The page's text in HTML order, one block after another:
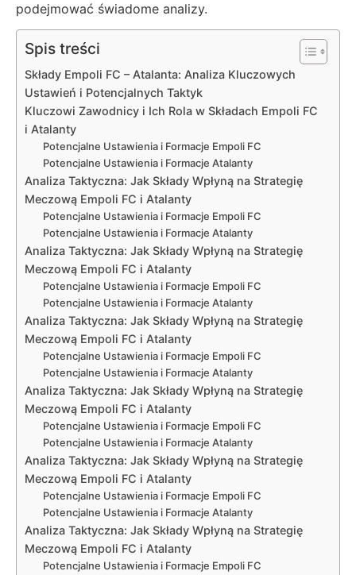
podejmować świadome analizy.
Spis treści
Składy Empoli FC – Atalanta: Analiza Kluczowych
Ustawień i Potencjalnych Taktyk
Kluczowi Zawodnicy i Ich Rola w Składach Empoli FC
i Atalanty
Potencjalne Ustawienia i Formacje Empoli FC
Potencjalne Ustawienia i Formacje Atalanty
Analiza Taktyczna: Jak Składy Wpłyną na Strategię
Meczową Empoli FC i Atalanty
Potencjalne Ustawienia i Formacje Empoli FC
Potencjalne Ustawienia i Formacje Atalanty
Analiza Taktyczna: Jak Składy Wpłyną na Strategię
Meczową Empoli FC i Atalanty
Potencjalne Ustawienia i Formacje Empoli FC
Potencjalne Ustawienia i Formacje Atalanty
Analiza Taktyczna: Jak Składy Wpłyną na Strategię
Meczową Empoli FC i Atalanty
Potencjalne Ustawienia i Formacje Empoli FC
Potencjalne Ustawienia i Formacje Atalanty
Analiza Taktyczna: Jak Składy Wpłyną na Strategię
Meczową Empoli FC i Atalanty
Potencjalne Ustawienia i Formacje Empoli FC
Potencjalne Ustawienia i Formacje Atalanty
Analiza Taktyczna: Jak Składy Wpłyną na Strategię
Meczową Empoli FC i Atalanty
Potencjalne Ustawienia i Formacje Empoli FC
Potencjalne Ustawienia i Formacje Atalanty
Analiza Taktyczna: Jak Składy Wpłyną na Strategię
Meczową Empoli FC i Atalanty
Potencjalne Ustawienia i Formacje Empoli FC